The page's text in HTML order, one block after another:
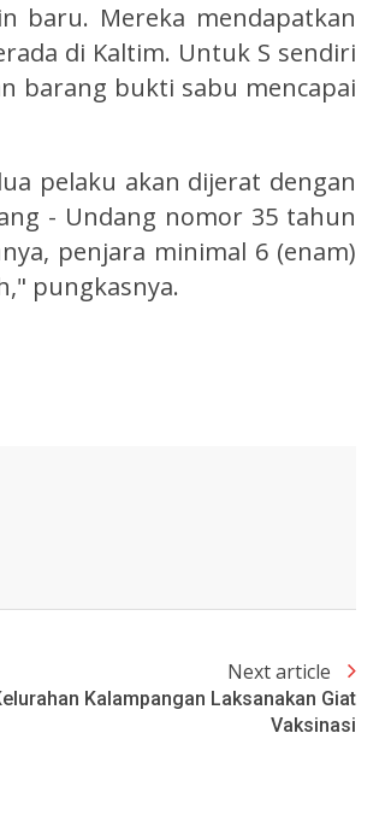
baru. Mereka mendapatkan
di Kaltim. Untuk S sendiri
barang bukti sabu mencapai
pelaku akan dijerat dengan
- Undang nomor 35 tahun
penjara minimal 6 (enam)
pungkasnya.
Next article
Kalampangan Laksanakan Giat
Vaksinasi